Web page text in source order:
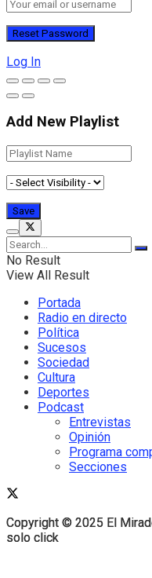
Copyright © 2025 El
solo click
Log In
Add New Playlist
No Result
View All Result
Portada
Radio en directo
Política
Sucesos
Sociedad
Cultura
Deportes
Podcast
Entrevistas
Opinión
Programa
Secciones
Copyright © 2025 El
solo click